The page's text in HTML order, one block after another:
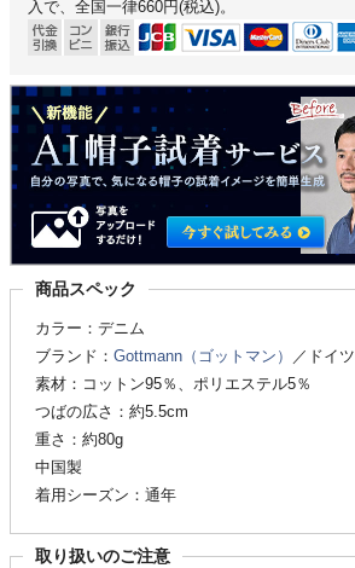
入で、全国一律660円(税込)。
商品スペック
カラー：デニム
ブランド： Gottmann（ゴットマン）
／ドイツ
素材：コットン95％、ポリエステル5％
つばの広さ：約5.5cm
重さ：約80g
中国製
着用シーズン：通年
取り扱いのご注意